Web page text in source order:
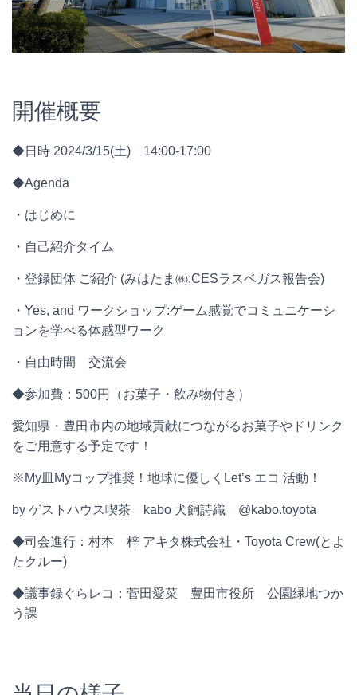
開催概要
◆日時 2024/3/15(土) 14:00-17:00
◆Agenda
・はじめに
・自己紹介タイム
・登録団体 ご紹介 (みはたま㈱:CESラスベガス報告会)
・Yes, and ワークショップ:ゲーム感覚でコミュニケーシ
ョンを学べる体感型ワーク
・自由時間 交流会
◆参加費：500円（お菓子・飲み物付き）
愛知県・豊田市内の地域貢献につながるお菓子やドリンク
をご用意する予定です！
※My皿Myコップ推奨！地球に優しくLet’s エコ 活動！
by ゲストハウス喫茶 kabo 犬飼詩織 @kabo.toyota
◆司会進行：村本 梓 アキタ株式会社・Toyota Crew(とよ
たクルー)
◆議事録ぐらレコ：菅田愛菜 豊田市役所 公園緑地つか
う課